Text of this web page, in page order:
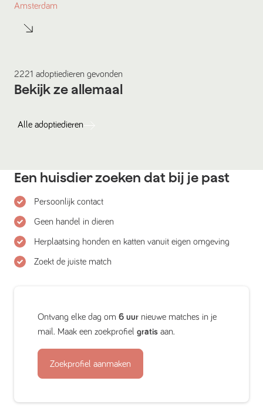
Amsterdam
2221 adoptiedieren gevonden
Bekijk ze allemaal
Alle adoptiedieren
Een huisdier zoeken dat bij je past
Persoonlijk contact
Geen handel in dieren
Herplaatsing honden en katten vanuit eigen omgeving
Zoekt de juiste match
Ontvang elke dag om 6 uur nieuwe matches in je
mail. Maak een zoekprofiel gratis aan.
Zoekprofiel aanmaken